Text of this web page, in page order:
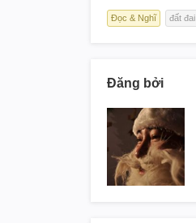
Đọc & Nghĩ đất đai
Đăng bởi